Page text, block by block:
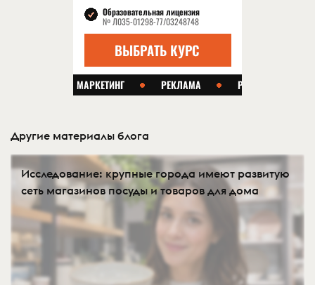
Другие материалы блога
Исследование: крупные города имеют развитую
сеть магазинов посуды и товаров для дома